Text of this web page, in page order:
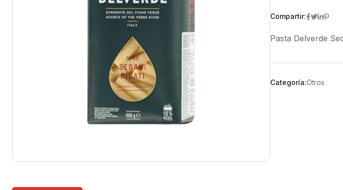
Compartir:
Pasta Delverde
Categoría:Otros